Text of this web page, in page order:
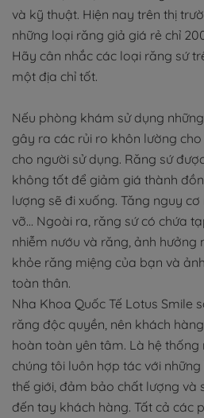
và kỹ thuật. Hiện nay trên thị
những loại răng giả giá rẻ chỉ
Hãy cân nhắc các loại răng sứ
một địa chỉ tốt.
Nếu phòng khám sử dụng
gây ra các rủi ro khôn lường
cho người sử dụng. Răng sứ
không tốt để giảm giá thành
lượng sẽ đi xuống. Tăng nguy
vỡ… Ngoài ra, răng sứ có chứa
nhiễm nướu và răng, ảnh hưởng
khỏe răng miệng của bạn và
toàn thân.
Nha Khoa Quốc Tế Lotus Smile
răng độc quyền, nên khách
hoàn toàn yên tâm. Là hệ
chúng tôi luôn hợp tác với
thế giới, đảm bảo chất lượng và
đến tay khách hàng. Tất cả các